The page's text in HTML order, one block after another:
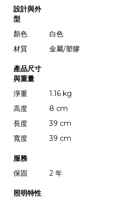
設計與外
型
顏色
白色
材質
金屬/塑膠
產品尺寸
與重量
淨重
1.16 kg
高度
8 cm
長度
39 cm
寬度
39 cm
服務
保固
2 年
照明特性